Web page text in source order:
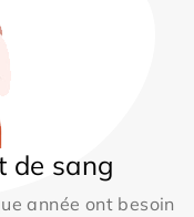
de sang
année ont besoin